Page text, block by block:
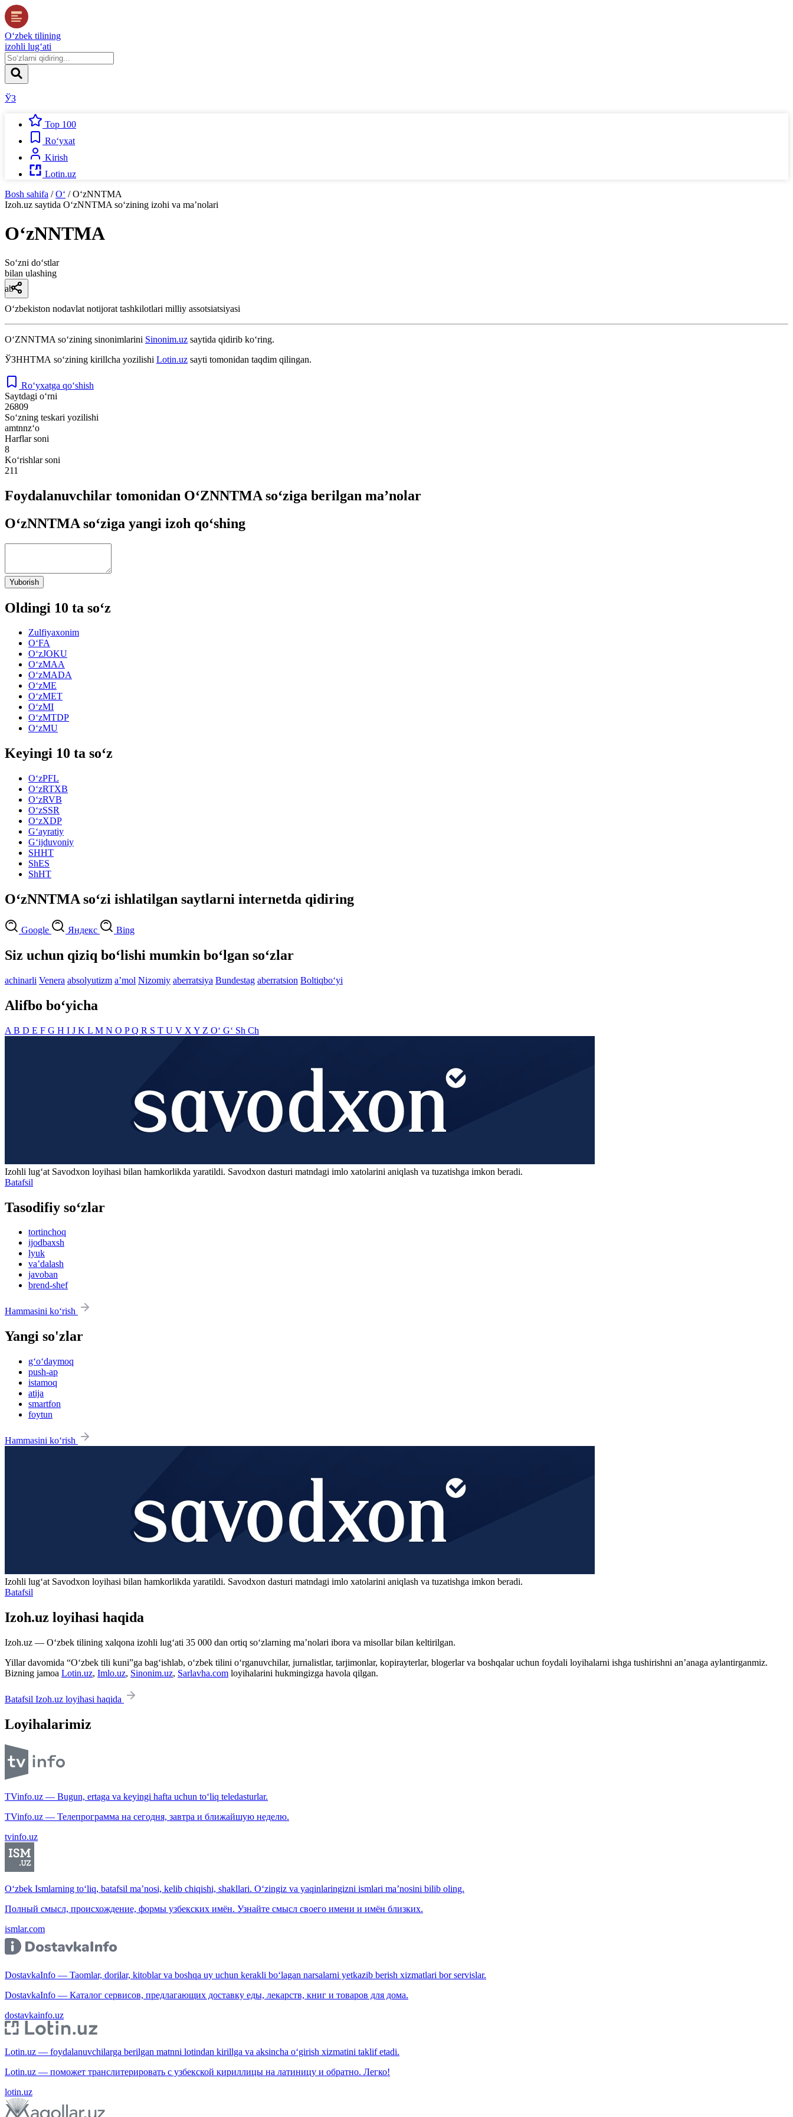
O‘zbek tilining
izohli lug‘ati
ЎЗ
Top 100
Ro‘yxat
Kirish
Lotin.uz
Bosh sahifa / O‘ / O‘zNNTMA
Izoh.uz saytida O‘zNNTMA so‘zining izohi va ma’nolari
O‘zNNTMA
So‘zni do‘stlar
bilan ulashing
ab
Oʻzbekiston nodavlat notijorat tashkilotlari milliy assotsiatsiyasi
O‘ZNNTMA so‘zining sinonimlarini Sinonim.uz saytida qidirib ko‘ring.
ЎЗННТМА so‘zining kirillcha yozilishi Lotin.uz sayti tomonidan taqdim qilingan.
Ro‘yxatga qo‘shish
Saytdagi o‘rni
26809
So‘zning teskari yozilishi
amtnnz‘o
Harflar soni
8
Ko‘rishlar soni
211
Foydalanuvchilar tomonidan O‘ZNNTMA so‘ziga berilgan ma’nolar
O‘zNNTMA so‘ziga yangi izoh qo‘shing
Yuborish
Oldingi 10 ta so‘z
Zulfiyaxonim
O‘FA
O‘zJOKU
O‘zMAA
O‘zMADA
O‘zME
O‘zMET
O‘zMI
O‘zMTDP
O‘zMU
Keyingi 10 ta so‘z
O‘zPFL
O‘zRTXB
O‘zRVB
O‘zSSR
O‘zXDP
G‘ayratiy
G‘ijduvoniy
SHHT
ShES
ShHT
O‘zNNTMA so‘zi ishlatilgan saytlarni internetda qidiring
Google Яндекс Bing
Siz uchun qiziq bo‘lishi mumkin bo‘lgan so‘zlar
achinarli Venera absolyutizm aʼmol Nizomiy aberratsiya Bundestag aberratsion Boltiqbo‘yi
Alifbo bo‘yicha
A B D E F G H I J K L M N O PQ R S T U V X Y Z O‘ G‘ Sh Ch
Izohli lugʻat Savodxon loyihasi bilan hamkorlikda yaratildi. Savodxon dasturi matndagi imlo xatolarini aniqlash va tuzatishga imkon beradi.
Batafsil
Tasodifiy so‘zlar
tortinchoq
ijodbaxsh
lyuk
vaʼdalash
javoban
brend-shef
Hammasini ko‘rish
Yangi so'zlar
g‘o‘daymoq
push-ap
istamoq
atija
smartfon
foytun
Hammasini ko‘rish
Izohli lugʻat Savodxon loyihasi bilan hamkorlikda yaratildi. Savodxon dasturi matndagi imlo xatolarini aniqlash va tuzatishga imkon beradi.
Batafsil
Izoh.uz loyihasi haqida
Izoh.uz — O‘zbek tilining xalqona izohli lug‘ati 35 000 dan ortiq so‘zlarning ma’nolari ibora va misollar bilan keltirilgan.
Yillar davomida “O‘zbek tili kuni”ga bag‘ishlab, o‘zbek tilini o‘rganuvchilar, jurnalistlar, tarjimonlar, kopirayterlar, blogerlar va boshqalar uchun foydali loyihalarni ishga tushirishni an’anaga aylantirganmiz.
Bizning jamoa Lotin.uz, Imlo.uz, Sinonim.uz, Sarlavha.com loyihalarini hukmingizga havola qilgan.
Batafsil Izoh.uz loyihasi haqida
Loyihalarimiz
TVinfo.uz — Bugun, ertaga va keyingi hafta uchun to‘liq teledasturlar.
TVinfo.uz — Телепрограмма на сегодня, завтра и ближайшую неделю.
tvinfo.uz
O‘zbek Ismlarning to‘liq, batafsil ma’nosi, kelib chiqishi, shakllari. O‘zingiz va yaqinlaringizni ismlari ma’nosini bilib oling.
Полный смысл, происхождение, формы узбекских имён. Узнайте смысл своего имени и имён близких.
ismlar.com
DostavkaInfo — Taomlar, dorilar, kitoblar va boshqa uy uchun kerakli bo‘lagan narsalarni yetkazib berish xizmatlari bor servislar.
DostavkaInfo — Каталог сервисов, предлагающих доставку еды, лекарств, книг и товаров для дома.
dostavkainfo.uz
Lotin.uz — foydalanuvchilarga berilgan matnni lotindan kirillga va aksincha o‘girish xizmatini taklif etadi.
Lotin.uz — поможет транслитерировать с узбекской кириллицы на латиницу и обратно. Легко!
lotin.uz